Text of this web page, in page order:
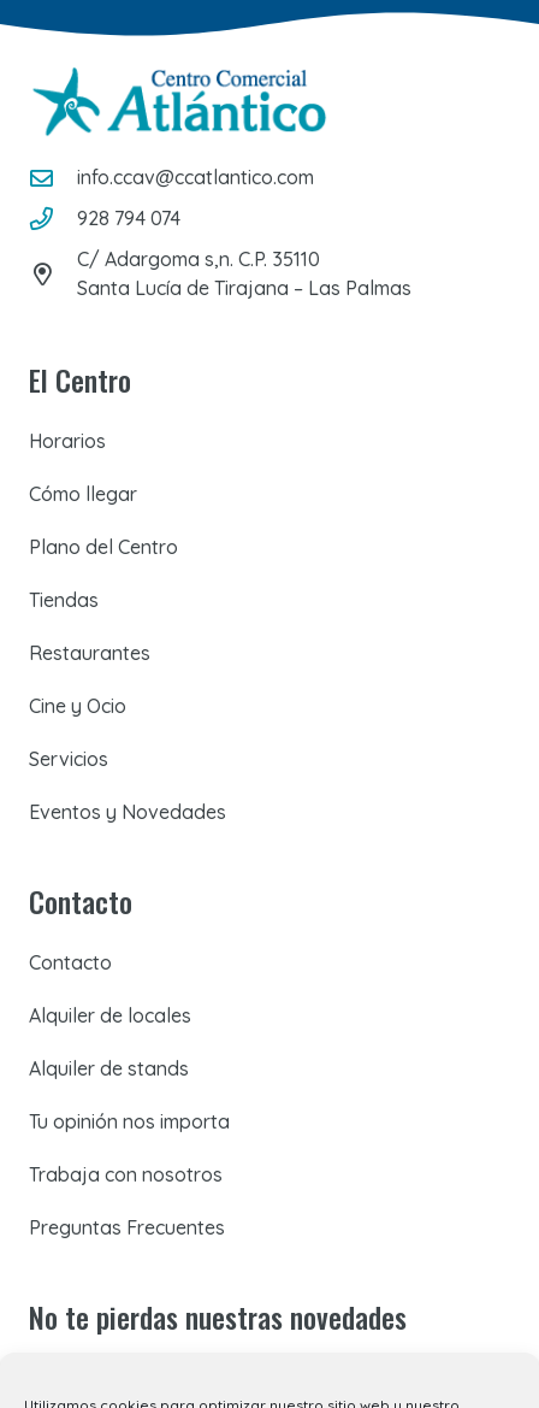
info.ccav@ccatlantico.com
928 794 074
C/ Adargoma s,n. C.P. 35110
Santa Lucía de Tirajana – Las Palmas
El Centro
Horarios
Cómo llegar
Plano del Centro
Tiendas
Restaurantes
Cine y Ocio
Servicios
Eventos y Novedades
Contacto
Contacto
Alquiler de locales
Alquiler de stands
Tu opinión nos importa
Trabaja con nosotros
Preguntas Frecuentes
No te pierdas nuestras novedades